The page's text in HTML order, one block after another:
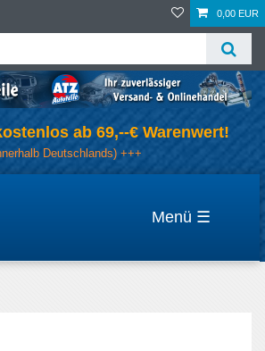
0,00 EUR
ab 69,--€ Warenwert!
Deutschlands) +++
☰